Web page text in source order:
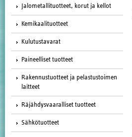
Jalometallituotteet, korut ja kellot
Kemikaalituotteet
Kulutustavarat
Paineelliset tuotteet
Rakennustuotteet ja pelastustoimen
laitteet
Räjähdysvaaralliset tuotteet
Sähkötuotteet